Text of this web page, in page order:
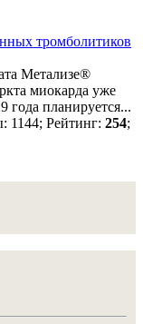
тромболитиков
Метализе®
миокарда уже
года планируется...
1144; Рейтинг: 254;